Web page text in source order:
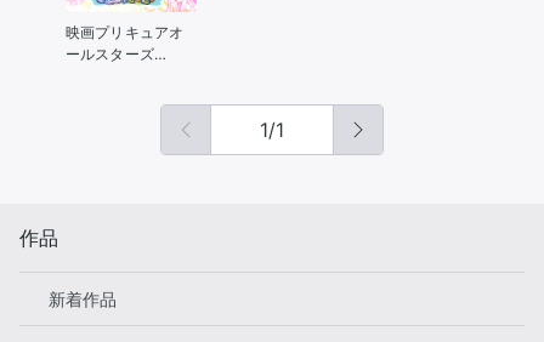
映画プリキュアオ
ールスターズ
1/1
作品
新着作品